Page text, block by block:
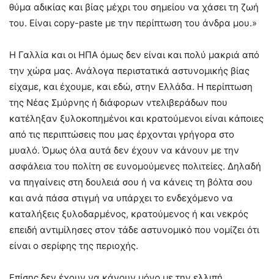
θύμα αδικίας και βίας μέχρι του σημείου να χάσει τη ζωή
του. Είναι copy-paste με την περίπτωση του άνδρα μου.»
Η Γαλλία και οι ΗΠΑ όμως δεν είναι και πολύ μακριά από
την χώρα μας. Ανάλογα περιστατικά αστυνομικής βίας
είχαμε, και έχουμε, και εδώ, στην Ελλάδα. Η περίπτωση
της Νέας Σμύρνης ή διάφορων ντελιβεράδων που
κατέληξαν ξυλοκοπημένοι και κρατούμενοι είναι κάποιες
από τις περιπτώσεις που μας έρχονται γρήγορα στο
μυαλό. Όμως όλα αυτά δεν έχουν να κάνουν με την
ασφάλεια του πολίτη σε ευνομούμενες πολιτείες. Δηλαδή
να πηγαίνεις στη δουλειά σου ή να κάνεις τη βόλτα σου
και ανά πάσα στιγμή να υπάρχει το ενδεχόμενο να
καταλήξεις ξυλοδαρμένος, κρατούμενος ή και νεκρός
επειδή αντιμίλησες στον τάδε αστυνομικό που νομίζει ότι
είναι ο σερίφης της περιοχής.